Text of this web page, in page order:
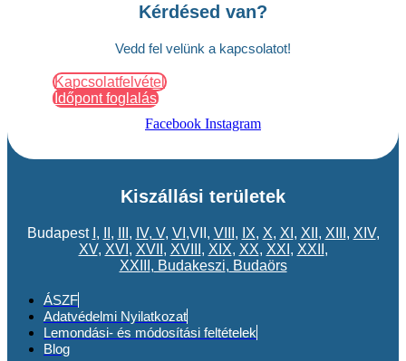
Kérdésed van?
Vedd fel velünk a kapcsolatot!
Kapcsolatfelvétel
Időpont foglalás
Facebook Instagram
Kiszállási területek
Budapest , , , IV, V, VI ,VII, VIII , IX, X, XI , XII , XIII , XIV,
XV, XVI , XVII , XVIII , XIX, XX, XXI , XXII ,
XXIII , Budakeszi, Budaörs
ÁSZF
Adatvédelmi Nyilatkozat
Lemondási- és módosítási feltételek
Blog